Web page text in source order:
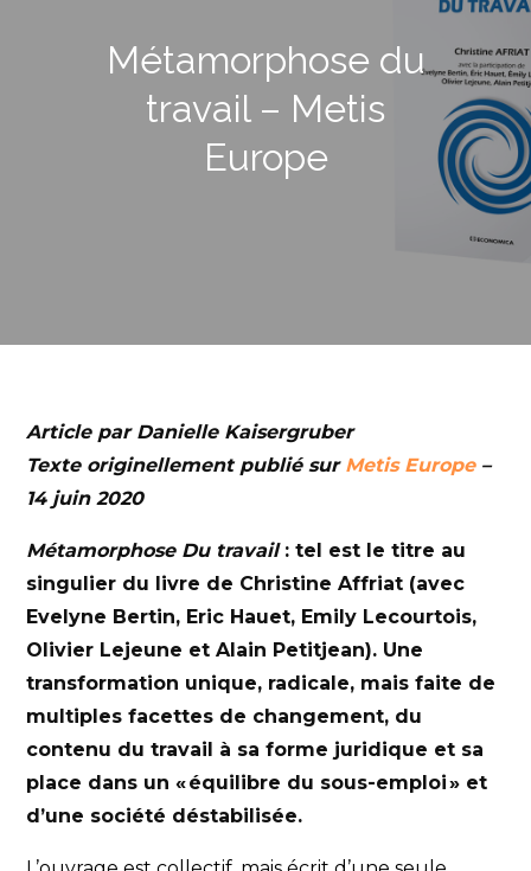
Métamorphose du
travail – Metis
Europe
Article par Danielle Kaisergruber
Texte originellement publié sur Metis Europe–
14 juin 2020
Métamorphose Du travail: tel est le titre au
singulier du livre de Christine Affriat (avec
Evelyne Bertin, Eric Hauet, Emily Lecourtois,
Olivier Lejeune et Alain Petitjean). Une
transformation unique, radicale, mais faite de
multiples facettes de changement, du
contenu du travail à sa forme juridique et sa
place dans un « équilibre du sous-emploi » et
d’une société déstabilisée.